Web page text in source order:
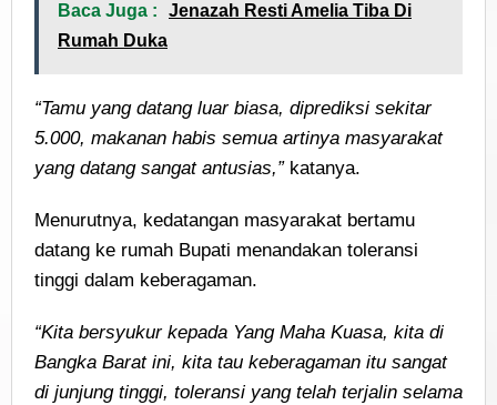
Baca Juga :
Jenazah Resti Amelia Tiba Di
Rumah Duka
“Tamu yang datang luar biasa, diprediksi sekitar
5.000, makanan habis semua artinya masyarakat
yang datang sangat antusias,”katanya.
Menurutnya, kedatangan masyarakat bertamu
datang ke rumah Bupati menandakan toleransi
tinggi dalam keberagaman.
“Kita bersyukur kepada Yang Maha Kuasa, kita di
Bangka Barat ini, kita tau keberagaman itu sangat
di junjung tinggi, toleransi yang telah terjalin selama